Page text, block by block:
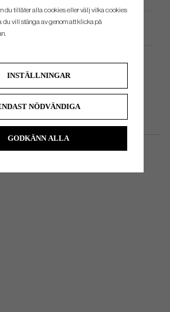
du tillåter alla cookies eller välj vilka cookies
du vill stänga av genom att klicka på
INSTÄLLNINGAR
NÖDVÄNDIGA
GODKÄNN ALLA